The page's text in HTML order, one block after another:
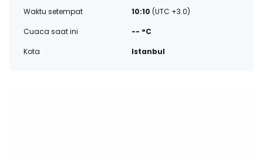
Waktu setempat
10:10 (UTC +3.0)
Cuaca saat ini
-- °C
Kota
Istanbul